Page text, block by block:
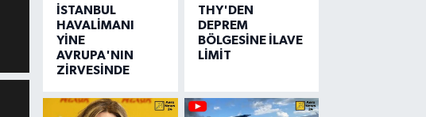
İSTANBUL
HAVALİMANI
YİNE
AVRUPA'NIN
ZİRVESİNDE
THY'DEN
DEPREM
BÖLGESİNE İLAVE
LİMİT